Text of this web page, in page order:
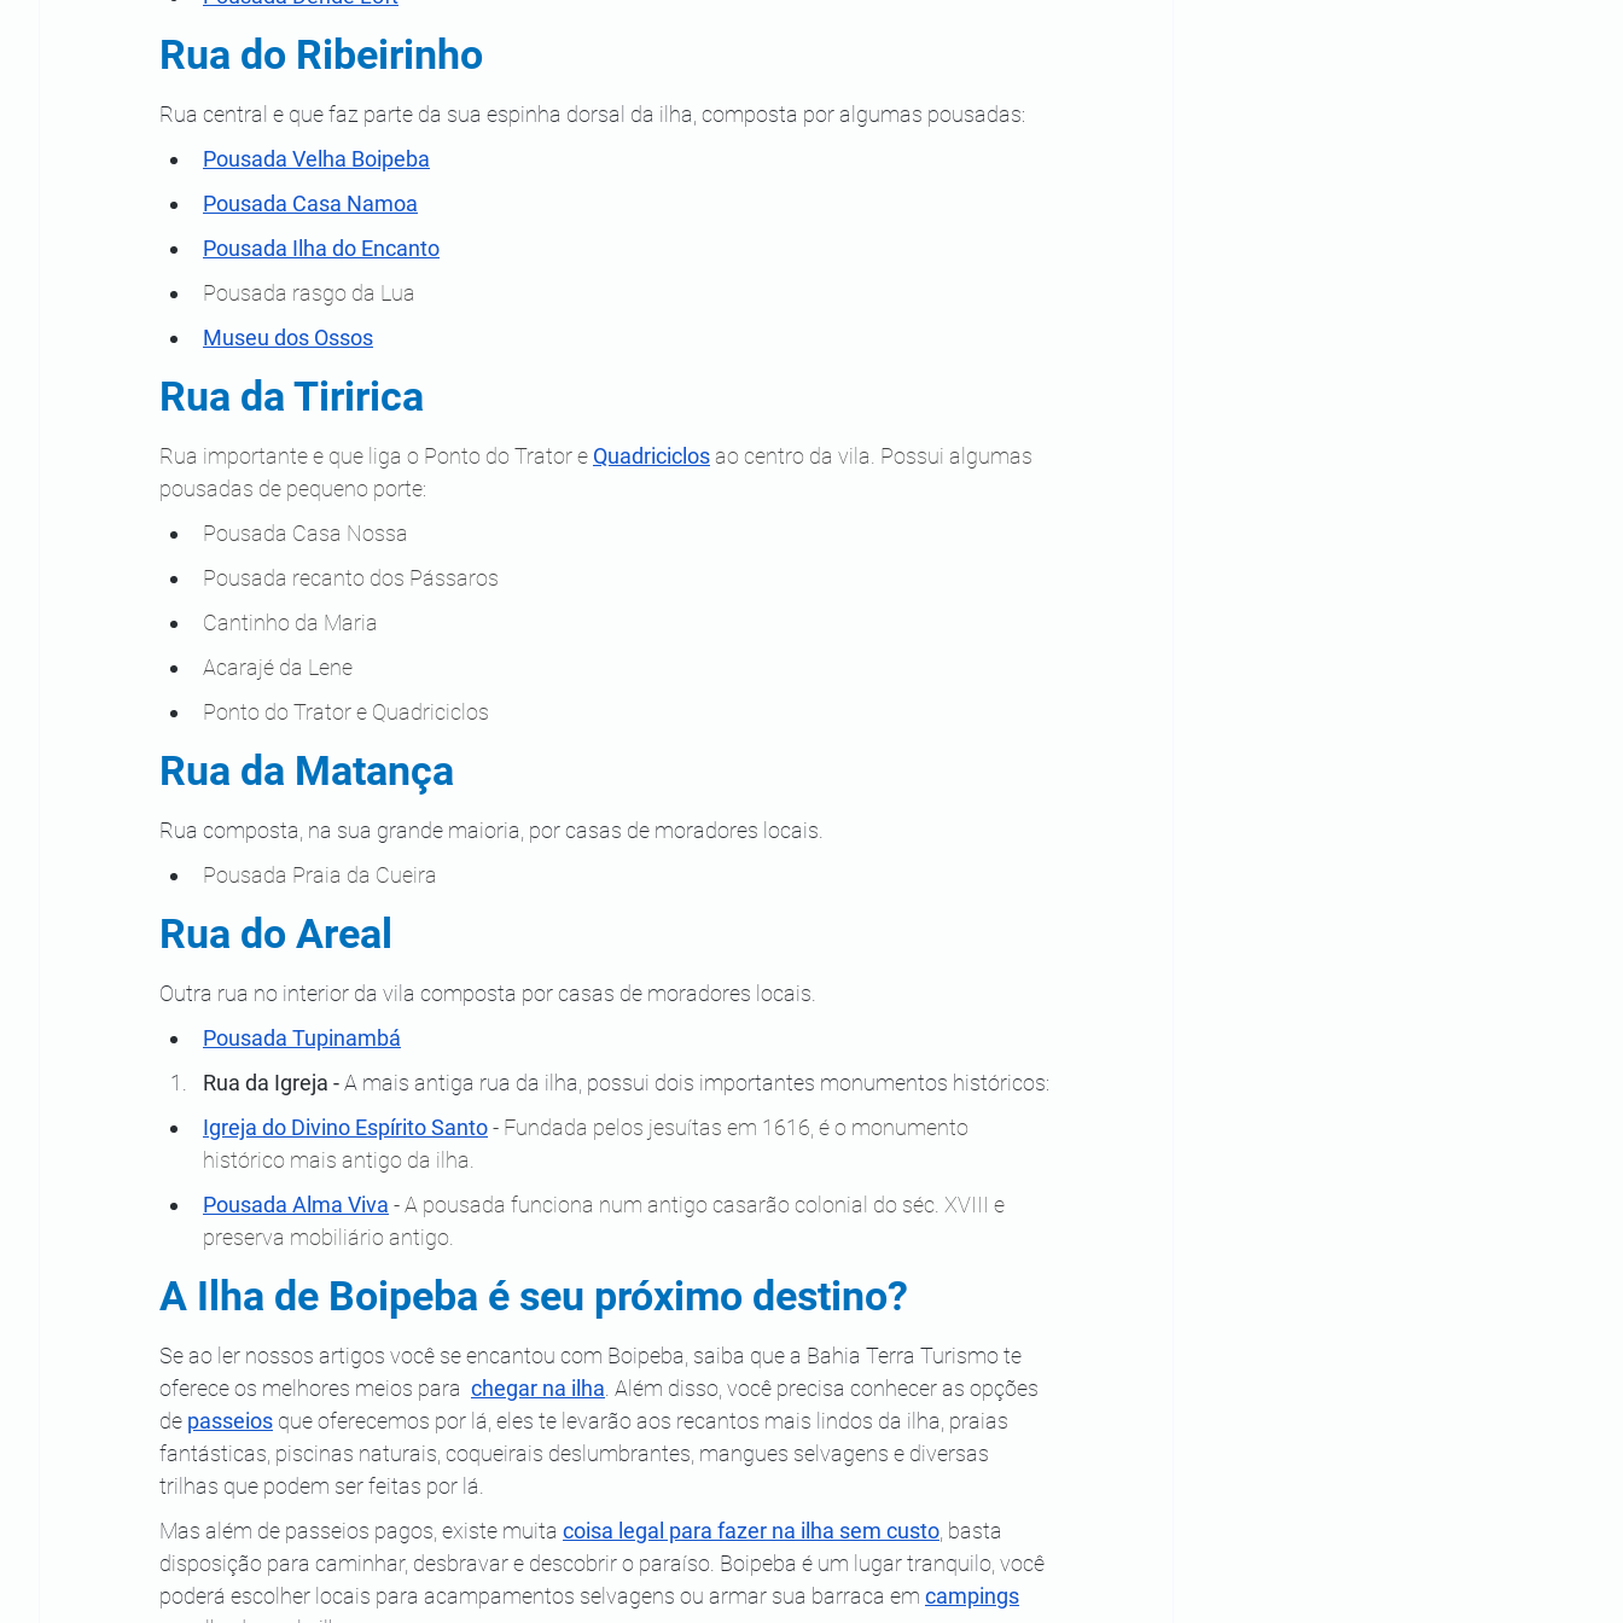
Rua do Ribeirinho
Rua central e que faz parte da sua espinha dorsal da ilha, composta por algumas pousadas:
Pousada Velha Boipeba
Pousada Casa Namoa
Pousada Ilha do Encanto
Pousada rasgo da Lua
Museu dos Ossos
Rua da Tiririca
Rua importante e que liga o Ponto do Trator e Quadriciclos ao centro da vila. Possui algumas
pousadas de pequeno porte:
Pousada Casa Nossa
Pousada recanto dos Pássaros
Cantinho da Maria
Acarajé da Lene
Ponto do Trator e Quadriciclos
Rua da Matança
Rua composta, na sua grande maioria, por casas de moradores locais.
Pousada Praia da Cueira
Rua do Areal
Outra rua no interior da vila composta por casas de moradores locais.
Pousada Tupinambá
Rua da Igreja - A mais antiga rua da ilha, possui dois importantes monumentos históricos:
Igreja do Divino Espírito Santo - Fundada pelos jesuítas em 1616, é o monumento
histórico mais antigo da ilha.
Pousada Alma Viva - A pousada funciona num antigo casarão colonial do séc. XVIII e
preserva mobiliário antigo.
A Ilha de Boipeba é seu próximo destino?
Se ao ler nossos artigos você se encantou com Boipeba, saiba que a Bahia Terra Turismo te
oferece os melhores meios para chegar na ilha . Além disso, você precisa conhecer as opções
de passeios que oferecemos por lá, eles te levarão aos recantos mais lindos da ilha, praias
fantásticas, piscinas naturais, coqueirais deslumbrantes, mangues selvagens e diversas
trilhas que podem ser feitas por lá.
Mas além de passeios pagos, existe muita coisa legal para fazer na ilha sem custo, basta
disposição para caminhar, desbravar e descobrir o paraíso. Boipeba é um lugar tranquilo, você
poderá escolher locais para acampamentos selvagens ou armar sua barraca em campings